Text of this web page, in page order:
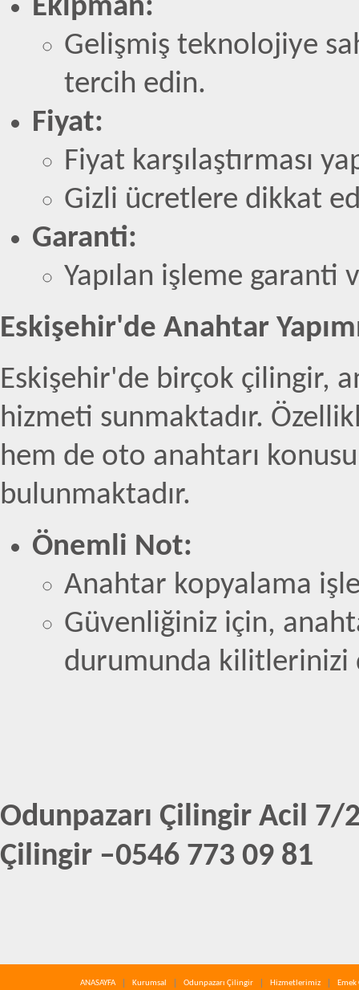
Ekipman:
Gelişmiş teknolojiye
tercih edin.
Fiyat:
Fiyat karşılaştırması
Gizli ücretlere dikkat
Garanti:
Yapılan işleme
Eskişehir'de Anahtar
Eskişehir'de birçok çilingir,
hizmeti sunmaktadır.
hem de oto anahtarı
bulunmaktadır.
Önemli Not:
Anahtar kopyalama
Güvenliğiniz için,
durumunda kilitlerinizi
Odunpazarı Çilingir Acil 7/
Çilingir –0546 773 09 81
ANASAYFA Kurumsal Odunpazarı Çilingir Hizmetlerimiz